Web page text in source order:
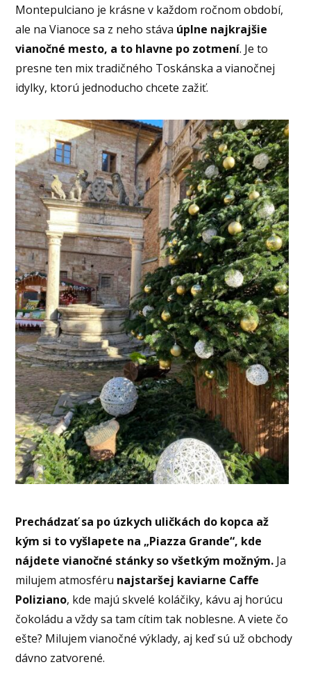
Montepulciano je krásne v každom ročnom období,
ale na Vianoce sa z neho stáva úplne najkrajšie
vianočné mesto, a to hlavne po zotmení. Je to
presne ten mix tradičného Toskánska a vianočnej
idylky, ktorú jednoducho chcete zažiť.
Prechádzať sa po úzkych uličkách do kopca až
kým si to vyšlapete na „Piazza Grande“, kde
nájdete vianočné stánky so všetkým možným. Ja
milujem atmosféru najstaršej kaviarne Caffe
Poliziano, kde majú skvelé koláčiky, kávu aj horúcu
čokoládu a vždy sa tam cítim tak noblesne. A viete čo
ešte? Milujem vianočné výklady, aj keď sú už obchody
dávno zatvorené.